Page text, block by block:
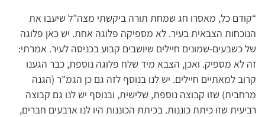
“קודם כל, מאסרו חג שמחת תורה ביקשתי מצה”ל שיעבו את
הנוכחות הצבאית בעיר. לא מספיקה פלוגה אחת. יש כאן פלוגה
של כשבעים-שמונים חיילים שיושבים קבוע בכניסה לעיר. אמרתי:
זה לא מספיק. ואכן, הצבא מיד שלח פלוגה נוספת, כבר הגענו
קרוב למאתיים חיילים. יש לנו בנוסף לזה גם כן הגמ”ר (הגנה
מרחבית) שזו קבוצה נוספת, שלישית, ובנוסף יש לנו גם קבוצה
רביעית שזו כיתת כוננות. בכיתת הכוננות היו לנו ארבעים חברים,